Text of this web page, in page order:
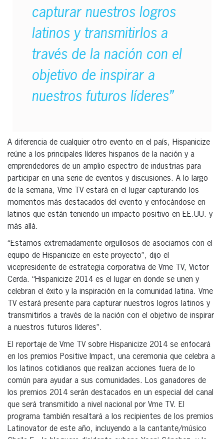
capturar nuestros logros
latinos y transmitirlos a
través de la nación con el
objetivo de inspirar a
nuestros futuros líderes”
A diferencia de cualquier otro evento en el país, Hispanicize
reúne a los principales líderes hispanos de la nación y a
emprendedores de un amplio espectro de industrias para
participar en una serie de eventos y discusiones. A lo largo
de la semana, Vme TV estará en el lugar capturando los
momentos más destacados del evento y enfocándose en
latinos que están teniendo un impacto positivo en EE.UU. y
más allá.
“Estamos extremadamente orgullosos de asociarnos con el
equipo de Hispanicize en este proyecto”, dijo el
vicepresidente de estrategia corporativa de Vme TV, Victor
Cerda. “Hispanicize 2014 es el lugar en donde se unen y
celebran el éxito y la inspiración en la comunidad latina. Vme
TV estará presente para capturar nuestros logros latinos y
transmitirlos a través de la nación con el objetivo de inspirar
a nuestros futuros líderes”.
El reportaje de Vme TV sobre Hispanicize 2014 se enfocará
en los premios Positive Impact, una ceremonia que celebra a
los latinos cotidianos que realizan acciones fuera de lo
común para ayudar a sus comunidades. Los ganadores de
los premios 2014 serán destacados en un especial del canal
que será transmitido a nivel nacional por Vme TV. El
programa también resaltará a los recipientes de los premios
Latinovator de este año, incluyendo a la cantante/músico